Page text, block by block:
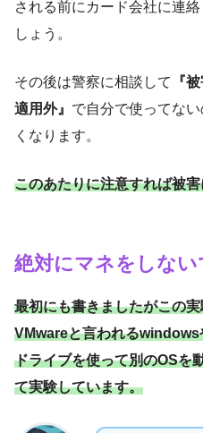
される前にカード会社に連
しょう。
その後は警察に相談して 『
適用外』 で自分で使ってな
くなります。
このあたりに注意すれば被
絶対にマネをしな
最初にも書きましたがこの
VMwareと言われる
ドライブを使って別のOSを
て実験しています。